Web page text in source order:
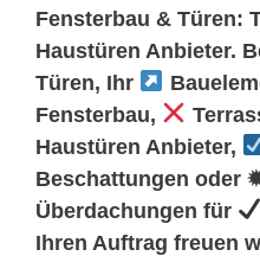
Fensterbau & Türen:
Haustüren Anbieter.
Türen, Ihr
Fensterbau,
Haustüren Anbieter,
Beschattungen oder
Überdachungen für
Ihren Auftrag freuen